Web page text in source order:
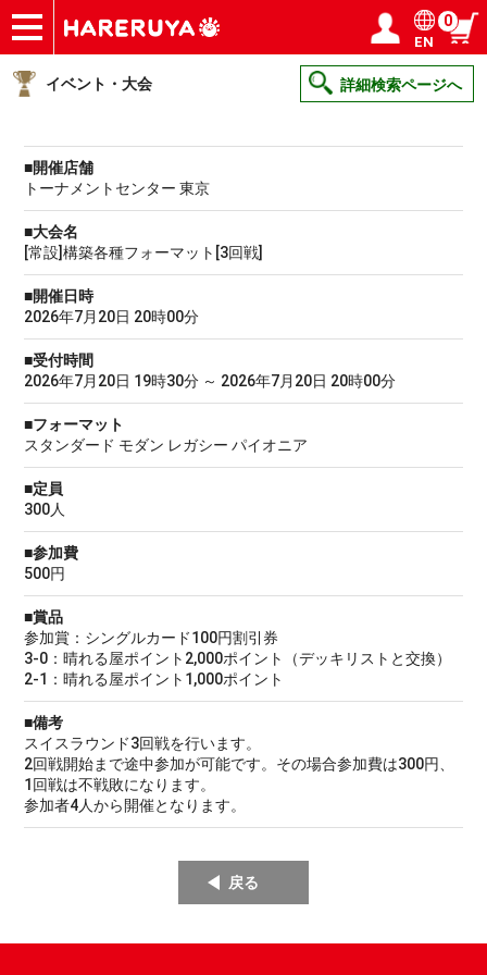
ショップ
買取
記事
デッキ検索
デッキ構築
選手一覧
店舗一覧
イベント
ヘルプ
お問い合わせ ログイン／会員登録
EN
0
イベント・大会 詳細検索ページへ
■開催店舗
トーナメントセンター 東京
■大会名
[常設]構築各種フォーマット[3回戦]
■開催日時
2026年7月20日 20時00分
■受付時間
2026年7月20日 19時30分 ～ 2026年7月20日 20時00分
■フォーマット
スタンダード モダン レガシー パイオニア
■定員
300人
■参加費
500円
■賞品
参加賞：シングルカード100円割引券
3-0：晴れる屋ポイント2,000ポイント（デッキリストと交換）
2-1：晴れる屋ポイント1,000ポイント
■備考
スイスラウンド3回戦を行います。
2回戦開始まで途中参加が可能です。その場合参加費は300円、
1回戦は不戦敗になります。
参加者4人から開催となります。
戻る